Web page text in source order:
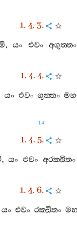
1. 4. 3.
,යං එවං අගුත‍්තං
1. 4. 4.
යං එවං ගුත‍්තං
14
1. 4. 5.
,යං එවං අරක‍්ඛිතං
1. 4. 6.
යං එවං රක‍්ඛිතං